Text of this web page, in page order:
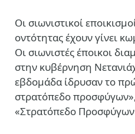
Οι σιωνιστικοί
οντότητας έχουν γίνει
Οι σιωνιστές έποικοι
στην κυβέρνηση
εβδομάδα ίδρυσαν το
στρατόπεδο
«Στρατόπεδο Προσφύγων